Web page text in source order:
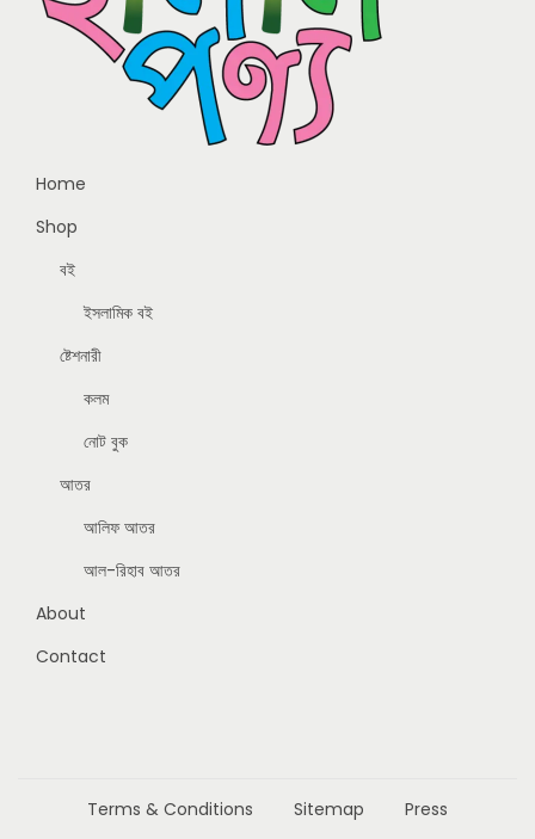
Home
Shop
বই
ইসলামিক বই
ষ্টেশনারী
কলম
নোট বুক
আতর
আলিফ আতর
আল-রিহাব আতর
About
Contact
Terms & Conditions Sitemap Press